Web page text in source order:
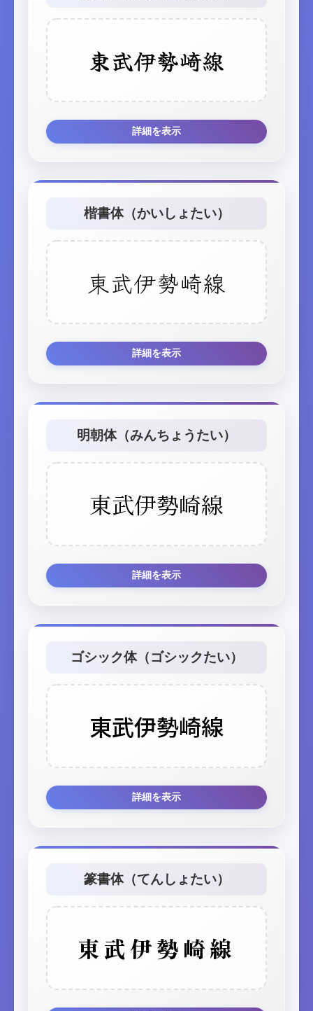
東武伊勢崎線
詳細を表示
楷書体（かいしょたい）
東武伊勢崎線
詳細を表示
明朝体（みんちょうたい）
東武伊勢崎線
詳細を表示
ゴシック体（ゴシックたい）
東武伊勢崎線
詳細を表示
篆書体（てんしょたい）
東武伊勢崎線